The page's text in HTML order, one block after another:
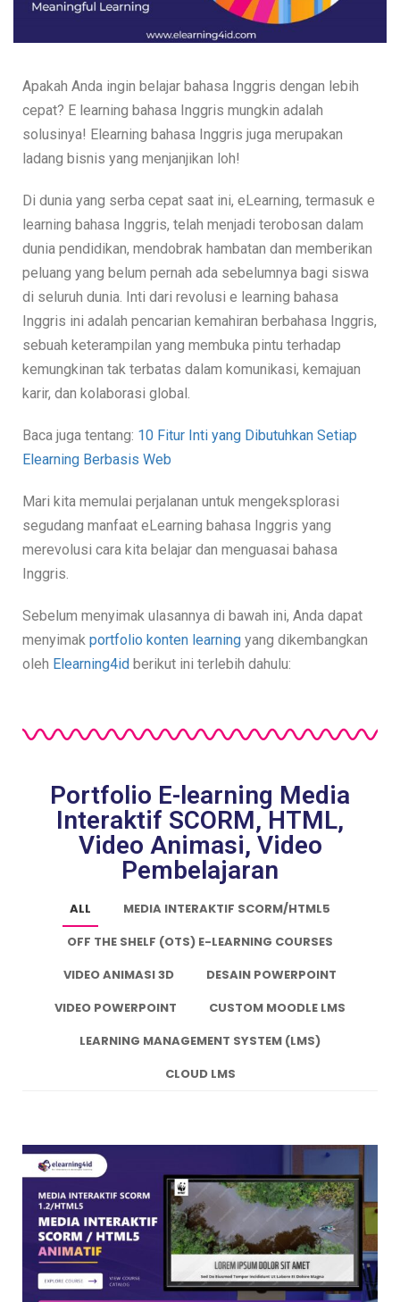
Apakah Anda ingin belajar bahasa Inggris dengan lebih
cepat? E learning bahasa Inggris mungkin adalah
solusinya! Elearning bahasa Inggris juga merupakan
ladang bisnis yang menjanjikan loh!
Di dunia yang serba cepat saat ini, eLearning, termasuk e
learning bahasa Inggris, telah menjadi terobosan dalam
dunia pendidikan, mendobrak hambatan dan memberikan
peluang yang belum pernah ada sebelumnya bagi siswa
di seluruh dunia. Inti dari revolusi e learning bahasa
Inggris ini adalah pencarian kemahiran berbahasa Inggris,
sebuah keterampilan yang membuka pintu terhadap
kemungkinan tak terbatas dalam komunikasi, kemajuan
karir, dan kolaborasi global.
Baca juga tentang: 10 Fitur Inti yang Dibutuhkan Setiap
Elearning Berbasis Web
Mari kita memulai perjalanan untuk mengeksplorasi
segudang manfaat eLearning bahasa Inggris yang
merevolusi cara kita belajar dan menguasai bahasa
Inggris.
Sebelum menyimak ulasannya di bawah ini, Anda dapat
menyimak portfolio konten learning yang dikembangkan
oleh Elearning4id berikut ini terlebih dahulu:
Portfolio E-learning Media
Interaktif SCORM, HTML,
Video Animasi, Video
Pembelajaran
ALL
MEDIA INTERAKTIF SCORM/HTML5
OFF THE SHELF (OTS) E-LEARNING COURSES
VIDEO ANIMASI 3D
DESAIN POWERPOINT
VIDEO POWERPOINT
CUSTOM MOODLE LMS
LEARNING MANAGEMENT SYSTEM (LMS)
CLOUD LMS